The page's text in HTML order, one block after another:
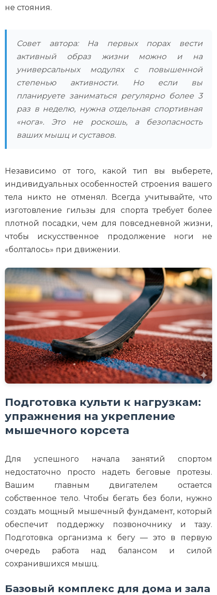
не стояния.
Совет автора: На первых порах вести
активный образ жизни можно и на
универсальных модулях с повышенной
степенью активности. Но если вы
планируете заниматься регулярно более 3
раз в неделю, нужна отдельная спортивная
«нога». Это не роскошь, а безопасность
ваших мышц и суставов.
Независимо от того, какой тип вы выберете,
индивидуальных особенностей строения вашего
тела никто не отменял. Всегда учитывайте, что
изготовление гильзы для спорта требует более
плотной посадки, чем для повседневной жизни,
чтобы искусственное продолжение ноги не
«болталось» при движении.
Подготовка культи к нагрузкам:
упражнения на укрепление
мышечного корсета
Для успешного начала занятий спортом
недостаточно просто надеть беговые протезы.
Вашим главным двигателем остается
собственное тело. Чтобы бегать без боли, нужно
создать мощный мышечный фундамент, который
обеспечит поддержку позвоночнику и тазу.
Подготовка организма к бегу — это в первую
очередь работа над балансом и силой
сохранившихся мышц.
Базовый комплекс для дома и зала